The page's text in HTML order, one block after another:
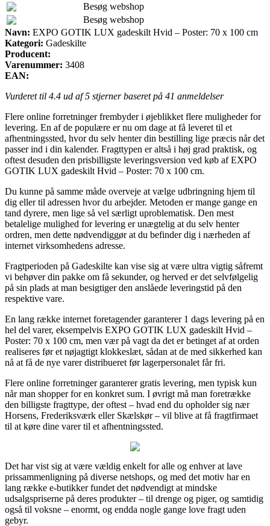
Besøg webshop
Besøg webshop
Navn: EXPO GOTIK LUX gadeskilt Hvid – Poster: 70 x 100 cm
Kategori: Gadeskilte
Producent:
Varenummer: 3408
EAN:
Vurderet til 4.4 ud af 5 stjerner baseret på 41 anmeldelser
Flere online forretninger frembyder i øjeblikket flere muligheder for
levering. En af de populære er nu om dage at få leveret til et
afhentningssted, hvor du selv henter din bestilling lige præcis når det
passer ind i din kalender. Fragttypen er altså i høj grad praktisk, og
oftest desuden den prisbilligste leveringsversion ved køb af EXPO
GOTIK LUX gadeskilt Hvid – Poster: 70 x 100 cm.
Du kunne på samme måde overveje at vælge udbringning hjem til
dig eller til adressen hvor du arbejder. Metoden er mange gange en
tand dyrere, men lige så vel særligt uproblematisk. Den mest
betalelige mulighed for levering er unægtelig at du selv henter
ordren, men dette nødvendiggør at du befinder dig i nærheden af
internet virksomhedens adresse.
Fragtperioden på Gadeskilte kan vise sig at være ultra vigtig såfremt
vi behøver din pakke om få sekunder, og herved er det selvfølgelig
på sin plads at man besigtiger den anslåede leveringstid på den
respektive vare.
En lang række internet foretagender garanterer 1 dags levering på en
hel del varer, eksempelvis EXPO GOTIK LUX gadeskilt Hvid –
Poster: 70 x 100 cm, men vær på vagt da det er betinget af at orden
realiseres før et nøjagtigt klokkeslæt, sådan at de med sikkerhed kan
nå at få de nye varer distribueret før lagerpersonalet får fri.
Flere online forretninger garanterer gratis levering, men typisk kun
når man shopper for en konkret sum. I øvrigt må man foretrække
den billigste fragttype, der oftest – hvad end du opholder sig nær
Horsens, Frederiksværk eller Skælskør – vil blive at få fragtfirmaet
til at køre dine varer til et afhentningssted.
Det har vist sig at være vældig enkelt for alle og enhver at lave
prissammenligning på diverse netshops, og med det motiv har en
lang række e-butikker fundet det nødvendigt at mindske
udsalgspriserne på deres produkter – til drenge og piger, og samtidig
også til voksne – enormt, og endda nogle gange love fragt uden
gebyr.